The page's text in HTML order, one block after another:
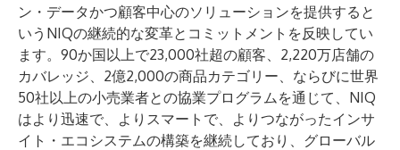
ン・データかつ顧客中心のソリューションを提供すると
いうNIQの継続的な変革とコミットメントを反映してい
ます。90か国以上で23,000社超の顧客、2,220万店舗の
カバレッジ、2億2,000の商品カテゴリー、ならびに世界
50社以上の小売業者との協業プログラムを通じて、NIQ
はより迅速で、よりスマートで、よりつながったインサ
イト・エコシステムの構築を継続しており、グローバル